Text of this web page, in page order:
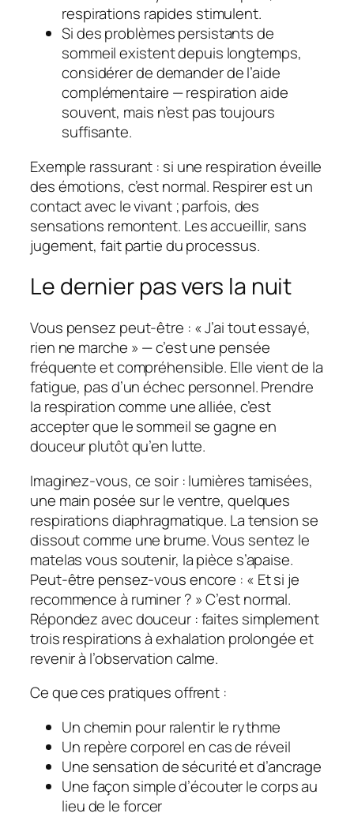
respirations rapides stimulent.
Si des problèmes persistants de
sommeil existent depuis longtemps,
considérer de demander de l’aide
complémentaire — respiration aide
souvent, mais n’est pas toujours
suffisante.
Exemple rassurant : si une respiration éveille
des émotions, c’est normal. Respirer est un
contact avec le vivant ; parfois, des
sensations remontent. Les accueillir, sans
jugement, fait partie du processus.
Le dernier pas vers la nuit
Vous pensez peut‑être : « J’ai tout essayé,
rien ne marche » — c’est une pensée
fréquente et compréhensible. Elle vient de la
fatigue, pas d’un échec personnel. Prendre
la respiration comme une alliée, c’est
accepter que le sommeil se gagne en
douceur plutôt qu’en lutte.
Imaginez-vous, ce soir : lumières tamisées,
une main posée sur le ventre, quelques
respirations diaphragmatique. La tension se
dissout comme une brume. Vous sentez le
matelas vous soutenir, la pièce s’apaise.
Peut‑être pensez‑vous encore : « Et si je
recommence à ruminer ? » C’est normal.
Répondez avec douceur : faites simplement
trois respirations à exhalation prolongée et
revenir à l’observation calme.
Ce que ces pratiques offrent :
Un chemin pour ralentir le rythme
Un repère corporel en cas de réveil
Une sensation de sécurité et d’ancrage
Une façon simple d’écouter le corps au
lieu de le forcer